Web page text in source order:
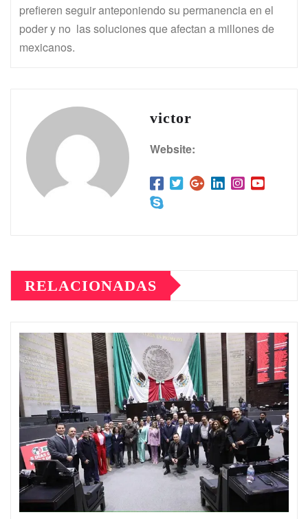
prefieren seguir anteponiendo su permanencia en el
poder y no las soluciones que afectan a millones de
mexicanos.
victor
Website:
RELACIONADAS